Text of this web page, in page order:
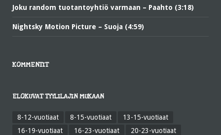
Joku random tuotantoyhtiö varmaan – Paahto (3:18)
Nightsky Motion Picture – Suoja (4:59)
KOMMENTIT
ELOKUVAT TYYLILAJIN MUKAAN
8-12-vuotiaat 8-15-vuotiaat
13-15-vuotiaat
16-19-vuotiaat
16-23-vuotiaat
20-23-vuotiaat